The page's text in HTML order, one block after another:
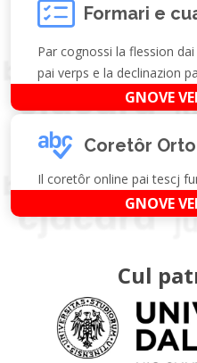
Formari e
Par cognossi la flession
pai verps e la declinazion
GNOVE
Coretôr
Il coretôr online pai tescj
GNOVE
Cul